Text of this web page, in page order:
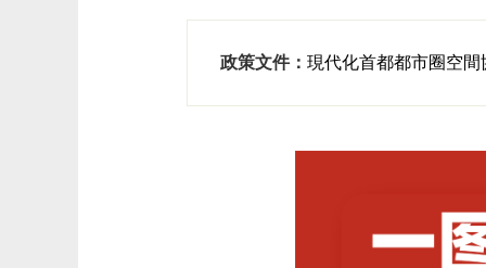
政策文件： 現代化首都都市圈空